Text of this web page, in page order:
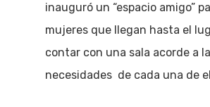
inauguró un “espacio amigo”
mujeres que llegan hasta el
contar con una sala acorde a
necesidades de cada una de